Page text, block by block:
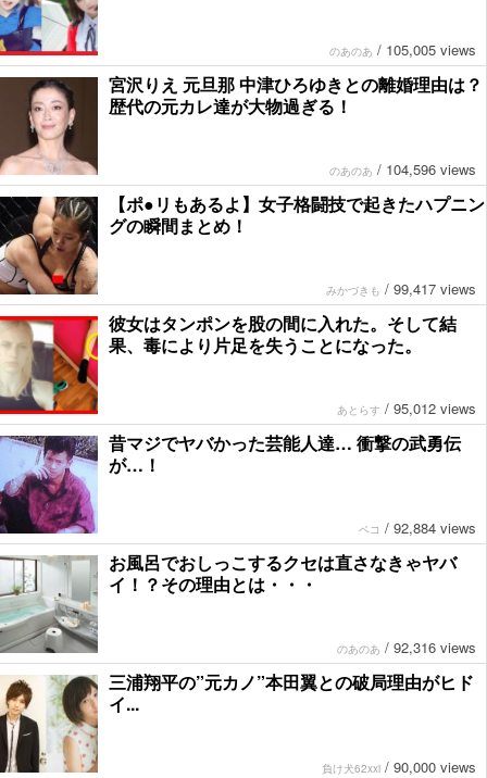
のあのあ / 105,005 views
宮沢りえ 元旦那 中津ひろゆきとの離婚理由は？
歴代の元カレ達が大物過ぎる！
のあのあ / 104,596 views
【ポ●リもあるよ】女子格闘技で起きたハプニン
グの瞬間まとめ！
みかづきも / 99,417 views
彼女はタンポンを股の間に入れた。そして結
果、毒により片足を失うことになった。
あとらす / 95,012 views
昔マジでヤバかった芸能人達… 衝撃の武勇伝
が…！
ペコ / 92,884 views
お風呂でおしっこするクセは直さなきゃヤバ
イ！？その理由とは・・・
のあのあ / 92,316 views
三浦翔平の”元カノ”本田翼との破局理由がヒド
イ...
負け犬62xxi / 90,000 views